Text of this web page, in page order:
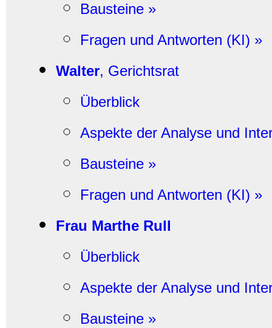
Bausteine »
Fragen und Antworten (KI) »
Walter, Gerichtsrat
Überblick
Aspekte der Analyse und
Bausteine »
Fragen und Antworten (KI) »
Frau Marthe Rull
Überblick
Aspekte der Analyse und
Bausteine »